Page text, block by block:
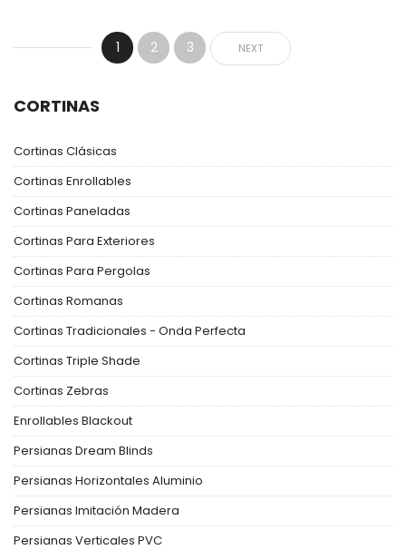
CORTINAS
Cortinas Clásicas
Cortinas Enrollables
Cortinas Paneladas
Cortinas Para Exteriores
Cortinas Para Pergolas
Cortinas Romanas
Cortinas Tradicionales - Onda Perfecta
Cortinas Triple Shade
Cortinas Zebras
Enrollables Blackout
Persianas Dream Blinds
Persianas Horizontales Aluminio
Persianas Imitación Madera
Persianas Verticales PVC
1 2 3 NEXT